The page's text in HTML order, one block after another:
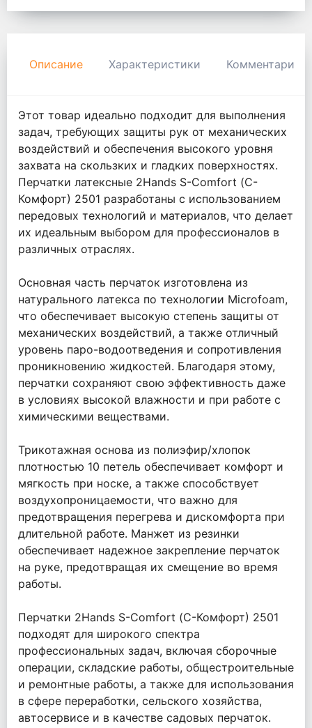
Описание Характеристики Комментарии
Этот товар идеально подходит для выполнения
задач, требующих защиты рук от механических
воздействий и обеспечения высокого уровня
захвата на скользких и гладких поверхностях.
Перчатки латексные 2Hands S-Comfort (С-
Комфорт) 2501 разработаны с использованием
передовых технологий и материалов, что делает
их идеальным выбором для профессионалов в
различных отраслях.
Основная часть перчаток изготовлена из
натурального латекса по технологии Microfoam,
что обеспечивает высокую степень защиты от
механических воздействий, а также отличный
уровень паро-водоотведения и сопротивления
проникновению жидкостей. Благодаря этому,
перчатки сохраняют свою эффективность даже
в условиях высокой влажности и при работе с
химическими веществами.
Трикотажная основа из полиэфир/хлопок
плотностью 10 петель обеспечивает комфорт и
мягкость при носке, а также способствует
воздухопроницаемости, что важно для
предотвращения перегрева и дискомфорта при
длительной работе. Манжет из резинки
обеспечивает надежное закрепление перчаток
на руке, предотвращая их смещение во время
работы.
Перчатки 2Hands S-Comfort (С-Комфорт) 2501
подходят для широкого спектра
профессиональных задач, включая сборочные
операции, складские работы, общестроительные
и ремонтные работы, а также для использования
в сфере переработки, сельского хозяйства,
автосервисе и в качестве садовых перчаток.